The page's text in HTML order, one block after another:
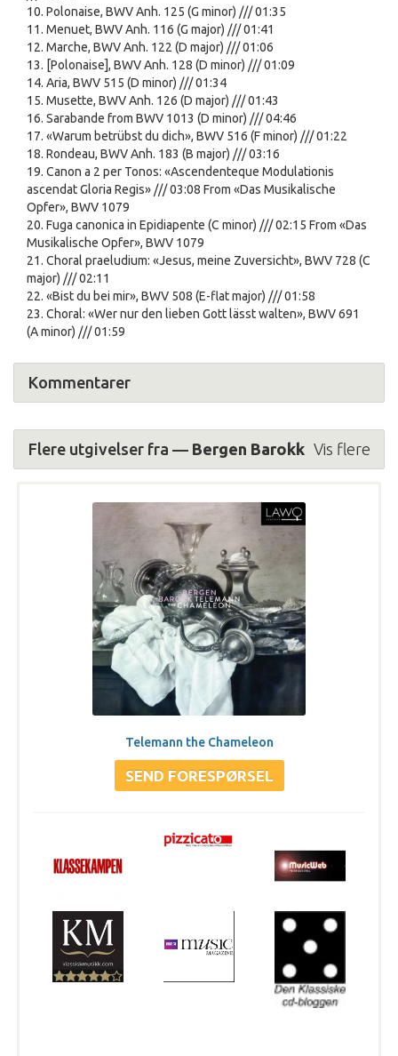
10. Polonaise, BWV Anh. 125 (G minor) /// 01:35
11. Menuet, BWV Anh. 116 (G major) /// 01:41
12. Marche, BWV Anh. 122 (D major) /// 01:06
13. [Polonaise], BWV Anh. 128 (D minor) /// 01:09
14. Aria, BWV 515 (D minor) /// 01:34
15. Musette, BWV Anh. 126 (D major) /// 01:43
16. Sarabande from BWV 1013 (D minor) /// 04:46
17. «Warum betrübst du dich», BWV 516 (F minor) /// 01:22
18. Rondeau, BWV Anh. 183 (B major) /// 03:16
19. Canon a 2 per Tonos: «Ascendenteque Modulationis
ascendat Gloria Regis» /// 03:08 From «Das Musikalische
Opfer», BWV 1079
20. Fuga canonica in Epidiapente (C minor) /// 02:15 From «Das
Musikalische Opfer», BWV 1079
21. Choral praeludium: «Jesus, meine Zuversicht», BWV 728 (C
major) /// 02:11
22. «Bist du bei mir», BWV 508 (E-flat major) /// 01:58
23. Choral: «Wer nur den lieben Gott lässt walten», BWV 691
(A minor) /// 01:59
Kommentarer
Flere utgivelser fra — Vis flere
Bergen Barokk
Telemann the Chameleon